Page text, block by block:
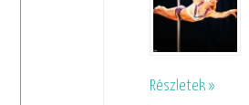
Részletek »